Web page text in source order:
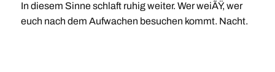
In diesem Sinne schlaft ruhig weiter. Wer weiÃŸ, wer
euch nach dem Aufwachen besuchen kommt. Nacht.